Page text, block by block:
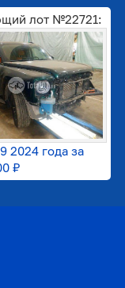
лот №22721:
2024 года за
₽